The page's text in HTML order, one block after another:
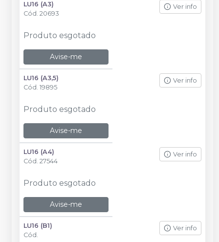
LU16 (A3)
Cód. 20693
Ver info
Produto esgotado
Avise-me
LU16 (A3,5)
Cód. 19895
Ver info
Produto esgotado
Avise-me
LU16 (A4)
Cód. 27544
Ver info
Produto esgotado
Avise-me
LU16 (B1)
Cód.
Ver info